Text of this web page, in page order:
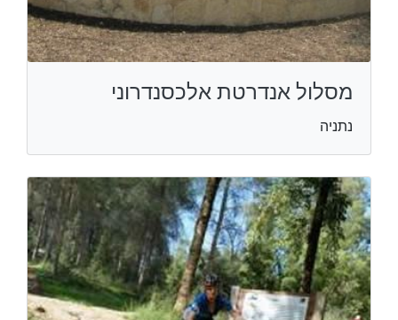
מסלול אנדרטת אלכסנדרוני
נתניה